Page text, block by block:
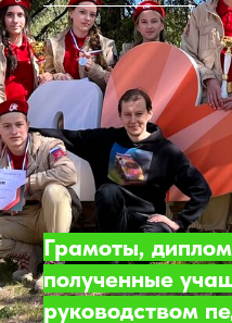
Грамоты,
полученные
руководством